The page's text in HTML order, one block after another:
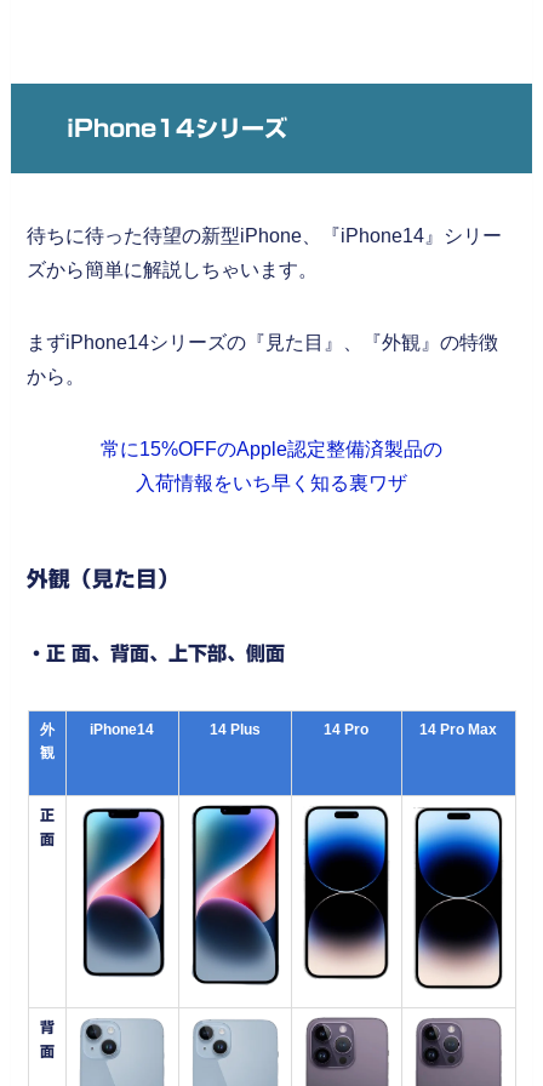
iPhone14シリーズ
待ちに待った待望の新型iPhone、『iPhone14』シリー
ズから簡単に解説しちゃいます。
まずiPhone14シリーズの『見た目』、『外観』の特徴
から。
常に15%OFFのApple認定整備済製品の
入荷情報をいち早く知る裏ワザ
外観（見た目）
・正 面、背面、上下部、側面
外
観
iPhone14 14 Plus 14 Pro 14 Pro Max
正
面
背
面